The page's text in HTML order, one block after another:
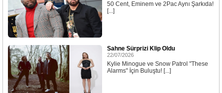
50 Cent, Eminem ve 2Pac Aynı Şarkıda!
[...]
Sahne Sürprizi Klip Oldu
22/07/2026
Kylie Minogue ve Snow Patrol "These
Alarms" İçin Buluştu! [...]